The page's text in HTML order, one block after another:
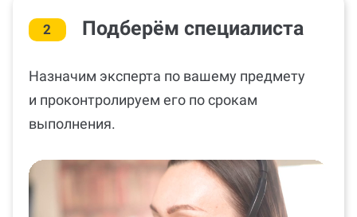
2 Подберём специалиста
Назначим эксперта по вашему предмету
и проконтролируем его по срокам
выполнения.